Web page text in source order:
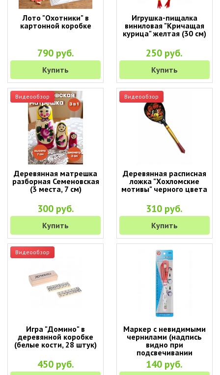
Лото "Охотники" в
картонной коробке
790 руб.
Купить
Игрушка-пищалка
виниловая "Кричащая
курица" желтая (30 см)
250 руб.
Купить
Видеообзор
Деревянная матрешка
разборная Семеновская
(3 места, 7 см)
300 руб.
Купить
Видеообзор
Деревянная расписная
ложка "Хохломские
мотивы" черного цвета
310 руб.
Купить
Видеообзор
Игра "Домино" в
деревянной коробке
(белые кости, 28 штук)
450 руб.
Маркер с невидимыми
чернилами (надпись
видно при
подсвечивании
фонариком)
140 руб.